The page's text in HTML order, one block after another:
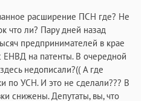
расширение ПСН где? Не
что ли? Пару дней назад
предпринимателей в крае
ЕНВД на патенты. В очередной
недописали?(( А где
по УСН. И это не сделали??? В
снижены. Депутаты, вы, что